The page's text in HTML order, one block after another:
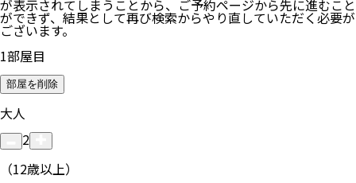
が表示されてしまうことから、ご予約ページから先に進むこと
ができず、結果として再び検索からやり直していただく必要が
ございます。
1部屋目
部屋を削除
大人
2
（12歳以上）